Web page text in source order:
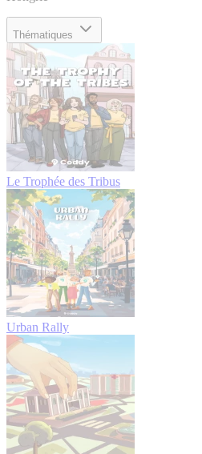
Thématiques
Le Trophée des Tribus
Urban Rally